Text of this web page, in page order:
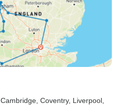
, Cambridge , Coventry, Liverpool